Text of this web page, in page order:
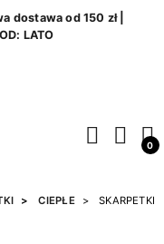
dostawa od 150 zł |
LATO
0
CIEPŁE SKARPETKI